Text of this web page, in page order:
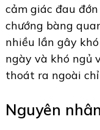
cảm giác đau
chướng bàng
nhiều lần gây
ngày và khó ngủ
thoát ra ngoài
Nguyên